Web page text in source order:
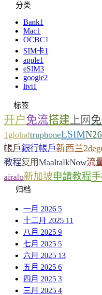
分类
Bank1
Mac1
OCBC1
SIM卡1
apple1
eSIM3
google2
livi1
标签
开户免流搭建 上网
1globaltruphoneESIMN26
帳戶銀行帳戶新西兰
教程复用MaaltalkNow流
airalo新加坡申請教程
归档
一月 2026 5
十二月 2025 11
八月 2025 9
七月 2025 5
六月 2025 13
五月 2025 6
四月 2025 3
三月 2025 4